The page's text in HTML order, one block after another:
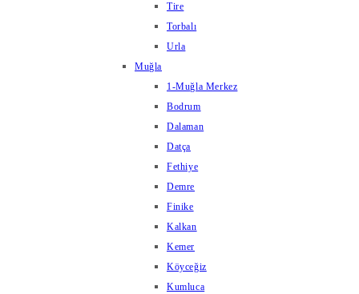
Tire
Torbalı
Urla
Muğla
1-Muğla Merkez
Bodrum
Dalaman
Datça
Fethiye
Demre
Finike
Kalkan
Kemer
Köyceğiz
Kumluca